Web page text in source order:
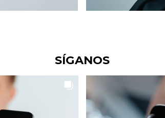
SÍGANOS